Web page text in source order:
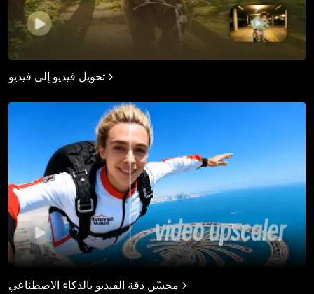
تحويل فيديو إلى فيديو
محسّن دقة الفيديو بالذكاء الاصطناعي